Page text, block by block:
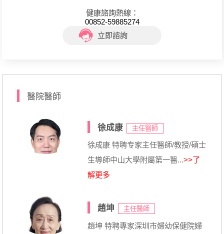
健康諮詢熱線：
00852-59885274
立即諮詢
醫院醫師
徐成康 主任醫師
徐成康 特聘专家主任醫師/教授/碩士
生導師中山大學附屬第一醫...>>了
解更多
趙坤 主任醫師
趙坤 特聘專家深圳市婦幼保健院婦